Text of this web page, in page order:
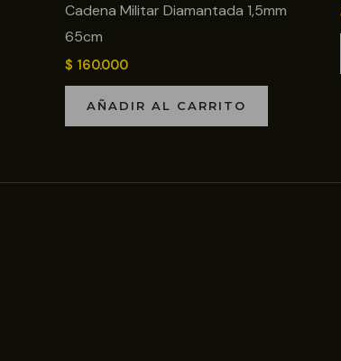
Cadena Militar Diamantada 1,5mm
65cm
$ 160.000
AÑADIR AL CARRITO